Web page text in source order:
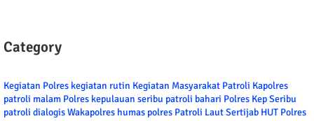
Category
Kegiatan Polres kegiatan rutin Kegiatan Masyarakat Patroli Kapolres
patroli malam Polres kepulauan seribu patroli bahari Polres Kep Seribu
patroli dialogisWakapolres humas polres Patroli LautSertijab HUT Polres